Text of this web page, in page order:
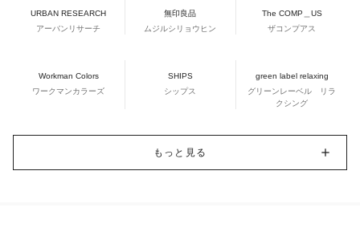
URBAN RESEARCH
アーバンリサーチ
無印良品
ムジルシリョウヒン
The COMP＿US
ザコンプアス
Workman Colors
ワークマンカラーズ
SHIPS
シップス
green label relaxing
グリーンレーベル リラ
クシング
もっと見る